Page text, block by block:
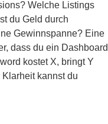
Welche Listings
du Geld durch
Gewinnspanne? Eine
dass du ein Dashboard
kostet X, bringt Y
kannst du